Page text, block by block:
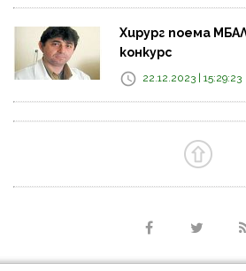
Хирург поема
конкурс
22.12.2023 | 15:29:23